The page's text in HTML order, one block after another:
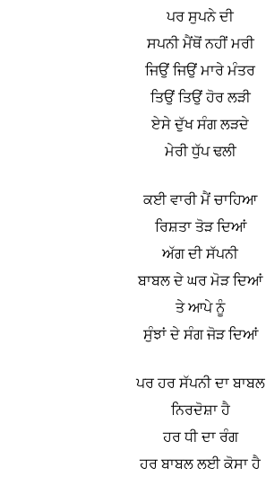
ਪਰ ਸੁਪਨੇ ਦੀ
ਸਪਨੀ ਮੈਂਥੋਂ ਨਹੀਂ ਮਰੀ
ਜਿਉਂ ਜਿਉਂ ਮਾਰੇ ਮੰਤਰ
ਤਿਉਂ ਤਿਉਂ ਹੋਰ ਲੜੀ
ਏਸੇ ਦੁੱਖ ਸੰਗ ਲੜਦੇ
ਮੇਰੀ ਧੁੱਪ ਢਲੀ
ਕਈ ਵਾਰੀ ਮੈਂ ਚਾਹਿਆ
ਰਿਸ਼ਤਾ ਤੋੜ ਦਿਆਂ
ਅੱਗ ਦੀ ਸੱਪਨੀ
ਬਾਬਲ ਦੇ ਘਰ ਮੋੜ ਦਿਆਂ
ਤੇ ਆਪੇ ਨੂੰ
ਸੁੰਝਾਂ ਦੇ ਸੰਗ ਜੋੜ ਦਿਆਂ
ਪਰ ਹਰ ਸੱਪਨੀ ਦਾ ਬਾਬਲ
ਨਿਰਦੋਸ਼ਾ ਹੈ
ਹਰ ਧੀ ਦਾ ਰੰਗ
ਹਰ ਬਾਬਲ ਲਈ ਕੋਸਾ ਹੈ